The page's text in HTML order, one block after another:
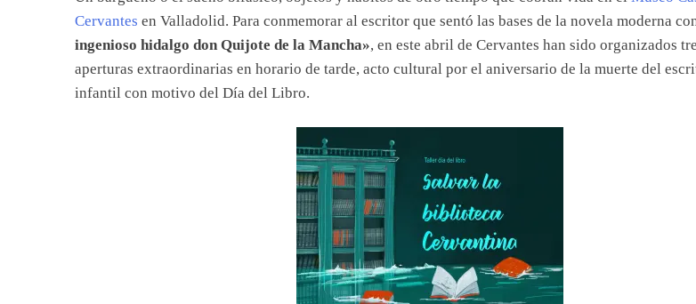
Cervantes en Valladolid. Para conmemorar al escritor que sentó las bases de la novela moderna
ingenioso hidalgo don Quijote de la Mancha», en este abril de Cervantes han sido organizados
aperturas extraordinarias en horario de tarde, acto cultural por el aniversario de la muerte del
infantil con motivo del Día del Libro.